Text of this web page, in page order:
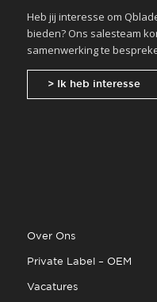
Heb jij interesse om
bieden? Ons salesteam
samenwerking te
> Ik heb interesse
Over Ons
Private Label – OEM
Vacatures